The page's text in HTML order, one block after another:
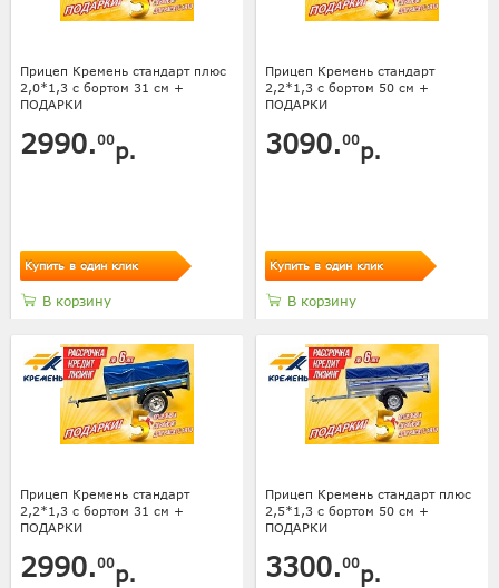
Прицеп Кремень стандарт плюс
2,0*1,3 с бортом 31 см +
ПОДАРКИ
2990.00р.
Купить в один клик
В корзину
Прицеп Кремень стандарт
2,2*1,3 с бортом 50 см +
ПОДАРКИ
3090.00р.
Купить в один клик
В корзину
Прицеп Кремень стандарт
2,2*1,3 с бортом 31 см +
ПОДАРКИ
2990.00р.
Прицеп Кремень стандарт плюс
2,5*1,3 с бортом 50 см +
ПОДАРКИ
3300.00р.